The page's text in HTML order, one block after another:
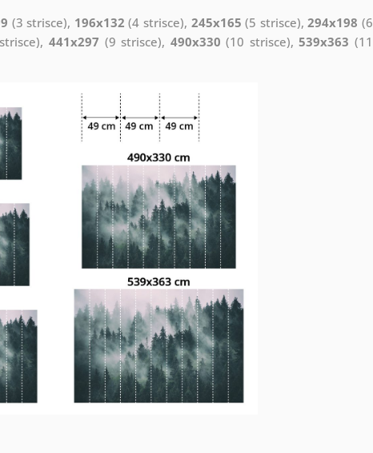
(3 strisce), 196x132 (4 strisce), 245x165 (5 strisce),294x198 (6
441x297 (9 strisce), 490x330 (10 strisce),539x363 (11